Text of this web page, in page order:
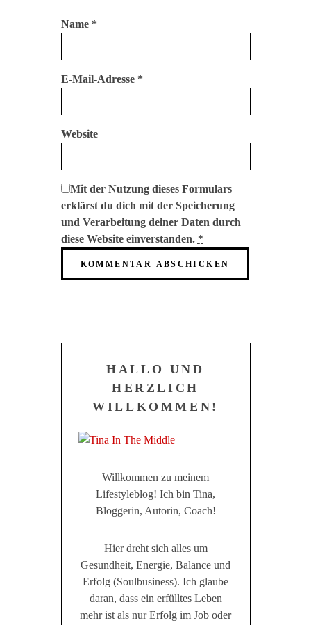
Name *
E-Mail-Adresse *
Website
Mit der Nutzung dieses Formulars
erklärst du dich mit der Speicherung
und Verarbeitung deiner Daten durch
diese Website einverstanden. *
HALLO UND
HERZLICH
WILLKOMMEN!
Willkommen zu meinem
Lifestyleblog! Ich bin Tina,
Bloggerin, Autorin, Coach!
Hier dreht sich alles um
Gesundheit, Energie, Balance und
Erfolg (Soulbusiness). Ich glaube
daran, dass ein erfülltes Leben
mehr ist als nur Erfolg im Job oder